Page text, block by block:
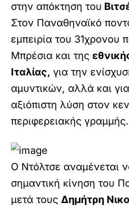
στην απόκτηση του
Στον Παναθηναϊκό
εμπειρία του 31χρονου
Μπρέσια και της
Ιταλίας, για την
αμυντικών, αλλά και
αξιόπιστη λύση στον
περιφερειακής γραμμής.
Ο Ντόλτσε αναμένεται
σημαντική κίνηση του
μετά τουςΔημήτρη